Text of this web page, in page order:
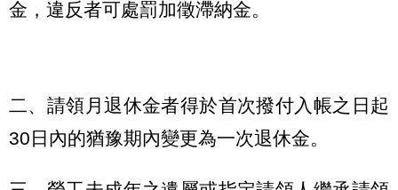
金，違反者可處罰加徵滯納金。
二、請領月退休金者得於首次撥付入帳之日起
30日內的猶豫期內變更為一次退休金。